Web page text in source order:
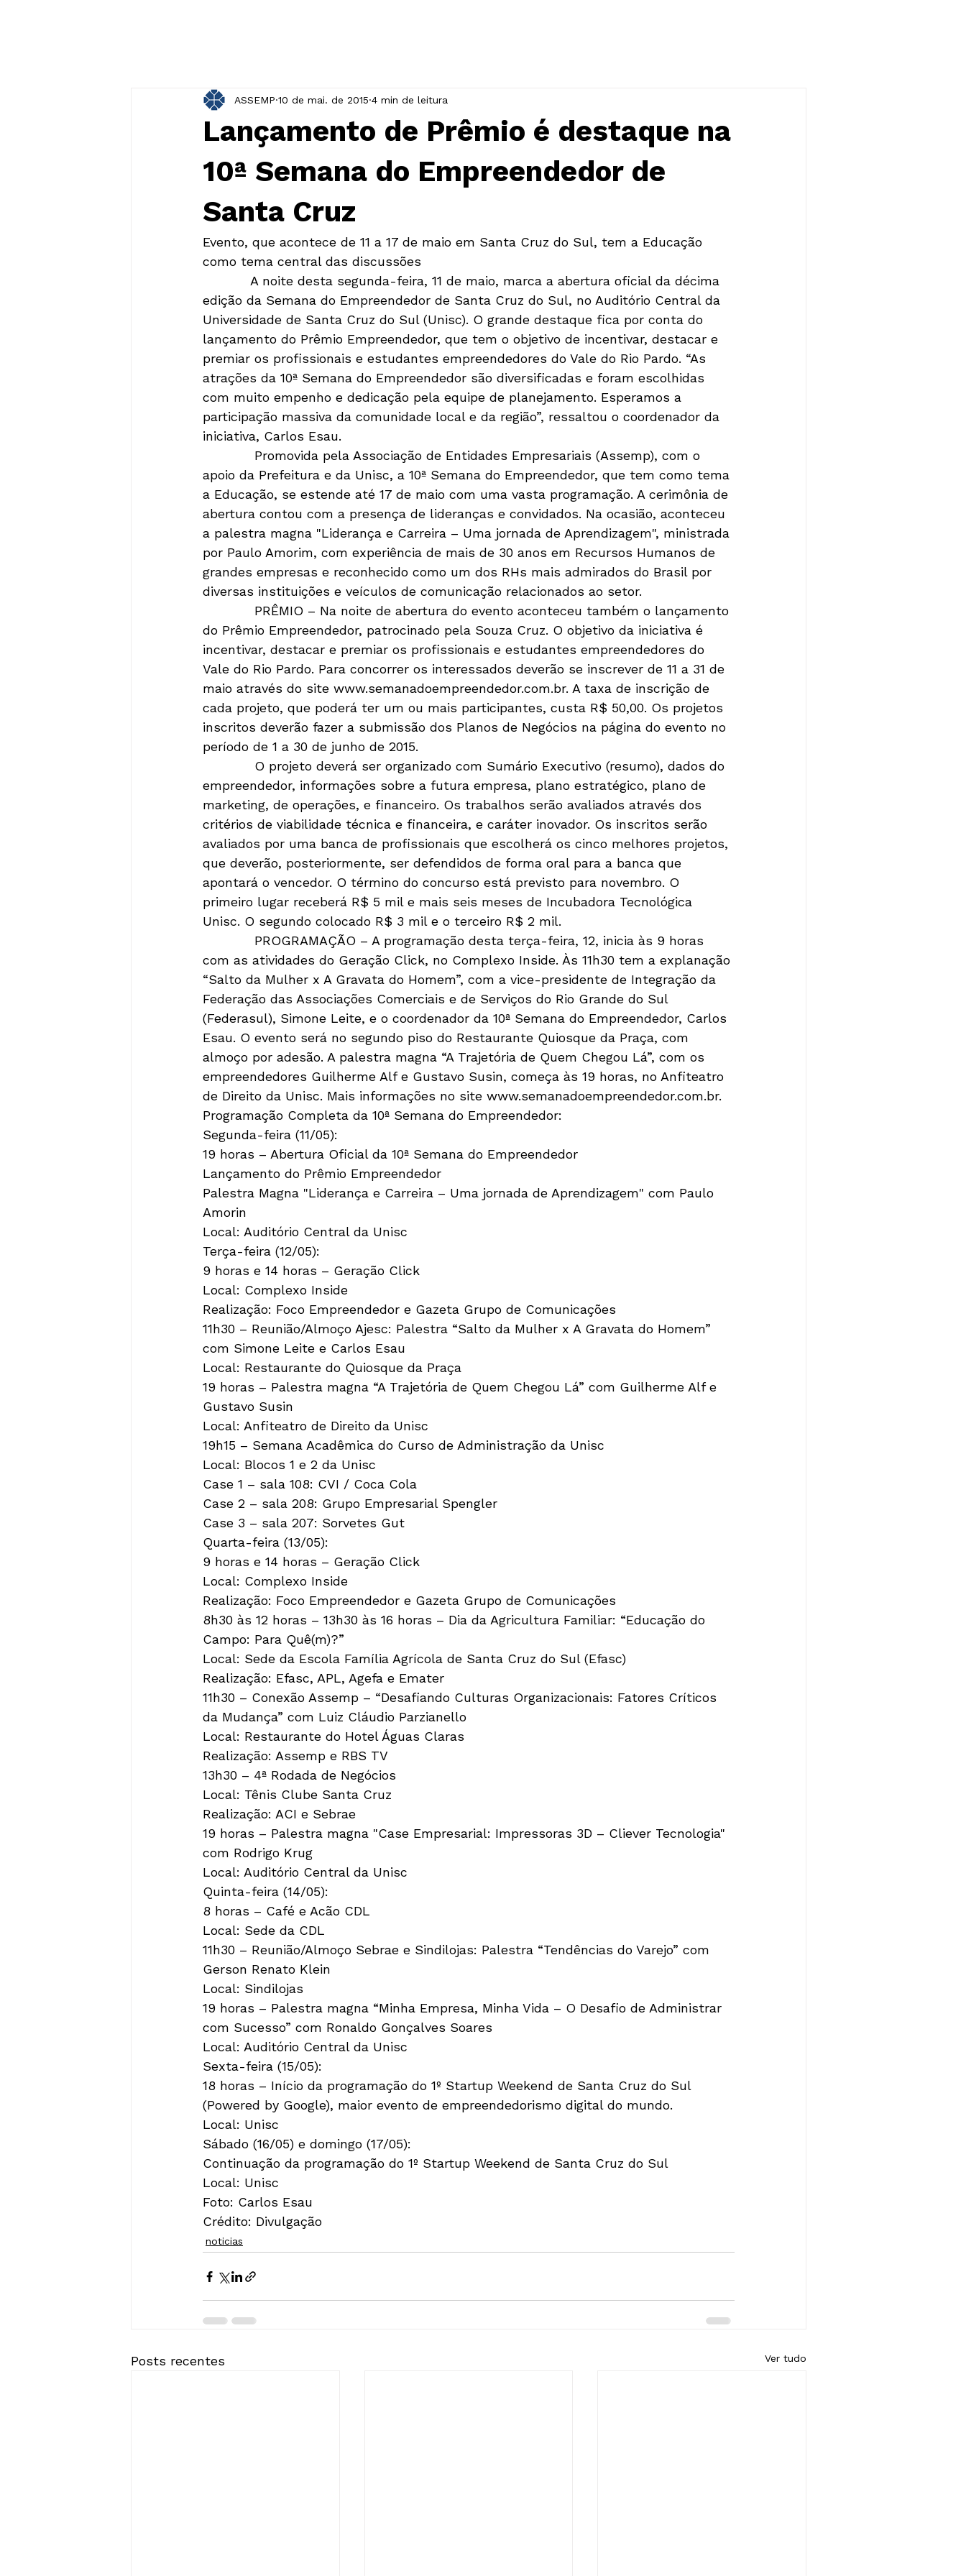
Lançamento de Prêmio é destaque na
10ª Semana do Empreendedor de
Santa Cruz
ASSEMP 10 de mai. de 2015 4 min de leitura
Evento, que acontece de 11 a 17 de maio em Santa Cruz do Sul, tem a Educação
como tema central das discussões
A noite desta segunda-feira, 11 de maio, marca a abertura oficial da décima
edição da Semana do Empreendedor de Santa Cruz do Sul, no Auditório Central da
Universidade de Santa Cruz do Sul (Unisc). O grande destaque fica por conta do
lançamento do Prêmio Empreendedor, que tem o objetivo de incentivar, destacar e
premiar os profissionais e estudantes empreendedores do Vale do Rio Pardo. “As
atrações da 10ª Semana do Empreendedor são diversificadas e foram escolhidas
com muito empenho e dedicação pela equipe de planejamento. Esperamos a
participação massiva da comunidade local e da região”, ressaltou o coordenador da
iniciativa, Carlos Esau.
Promovida pela Associação de Entidades Empresariais (Assemp), com o
apoio da Prefeitura e da Unisc, a 10ª Semana do Empreendedor, que tem como tema
a Educação, se estende até 17 de maio com uma vasta programação. A cerimônia de
abertura contou com a presença de lideranças e convidados. Na ocasião, aconteceu
a palestra magna "Liderança e Carreira – Uma jornada de Aprendizagem", ministrada
por Paulo Amorim, com experiência de mais de 30 anos em Recursos Humanos de
grandes empresas e reconhecido como um dos RHs mais admirados do Brasil por
diversas instituições e veículos de comunicação relacionados ao setor.
PRÊMIO – Na noite de abertura do evento aconteceu também o lançamento
do Prêmio Empreendedor, patrocinado pela Souza Cruz. O objetivo da iniciativa é
incentivar, destacar e premiar os profissionais e estudantes empreendedores do
Vale do Rio Pardo. Para concorrer os interessados deverão se inscrever de 11 a 31 de
maio através do site www.semanadoempreendedor.com.br. A taxa de inscrição de
cada projeto, que poderá ter um ou mais participantes, custa R$ 50,00. Os projetos
inscritos deverão fazer a submissão dos Planos de Negócios na página do evento no
período de 1 a 30 de junho de 2015.
O projeto deverá ser organizado com Sumário Executivo (resumo), dados do
empreendedor, informações sobre a futura empresa, plano estratégico, plano de
marketing, de operações, e financeiro. Os trabalhos serão avaliados através dos
critérios de viabilidade técnica e financeira, e caráter inovador. Os inscritos serão
avaliados por uma banca de profissionais que escolherá os cinco melhores projetos,
que deverão, posteriormente, ser defendidos de forma oral para a banca que
apontará o vencedor. O término do concurso está previsto para novembro. O
primeiro lugar receberá R$ 5 mil e mais seis meses de Incubadora Tecnológica
Unisc. O segundo colocado R$ 3 mil e o terceiro R$ 2 mil.
PROGRAMAÇÃO – A programação desta terça-feira, 12, inicia às 9 horas
com as atividades do Geração Click, no Complexo Inside. Às 11h30 tem a explanação
“Salto da Mulher x A Gravata do Homem”, com a vice-presidente de Integração da
Federação das Associações Comerciais e de Serviços do Rio Grande do Sul
(Federasul), Simone Leite, e o coordenador da 10ª Semana do Empreendedor, Carlos
Esau. O evento será no segundo piso do Restaurante Quiosque da Praça, com
almoço por adesão. A palestra magna “A Trajetória de Quem Chegou Lá”, com os
empreendedores Guilherme Alf e Gustavo Susin, começa às 19 horas, no Anfiteatro
de Direito da Unisc. Mais informações no site www.semanadoempreendedor.com.br.
Programação Completa da 10ª Semana do Empreendedor:
Segunda-feira (11/05):
19 horas – Abertura Oficial da 10ª Semana do Empreendedor
Lançamento do Prêmio Empreendedor
Palestra Magna "Liderança e Carreira – Uma jornada de Aprendizagem" com Paulo
Amorin
Local: Auditório Central da Unisc
Terça-feira (12/05):
9 horas e 14 horas – Geração Click
Local: Complexo Inside
Realização: Foco Empreendedor e Gazeta Grupo de Comunicações
11h30 – Reunião/Almoço Ajesc: Palestra “Salto da Mulher x A Gravata do Homem”
com Simone Leite e Carlos Esau
Local: Restaurante do Quiosque da Praça
19 horas – Palestra magna “A Trajetória de Quem Chegou Lá” com Guilherme Alf e
Gustavo Susin
Local: Anfiteatro de Direito da Unisc
19h15 – Semana Acadêmica do Curso de Administração da Unisc
Local: Blocos 1 e 2 da Unisc
Case 1 – sala 108: CVI / Coca Cola
Case 2 – sala 208: Grupo Empresarial Spengler
Case 3 – sala 207: Sorvetes Gut
Quarta-feira (13/05):
9 horas e 14 horas – Geração Click
Local: Complexo Inside
Realização: Foco Empreendedor e Gazeta Grupo de Comunicações
8h30 às 12 horas – 13h30 às 16 horas – Dia da Agricultura Familiar: “Educação do
Campo: Para Quê(m)?”
Local: Sede da Escola Família Agrícola de Santa Cruz do Sul (Efasc)
Realização: Efasc, APL, Agefa e Emater
11h30 – Conexão Assemp – “Desafiando Culturas Organizacionais: Fatores Críticos
da Mudança” com Luiz Cláudio Parzianello
Local: Restaurante do Hotel Águas Claras
Realização: Assemp e RBS TV
13h30 – 4ª Rodada de Negócios
Local: Tênis Clube Santa Cruz
Realização: ACI e Sebrae
19 horas – Palestra magna "Case Empresarial: Impressoras 3D – Cliever Tecnologia"
com Rodrigo Krug
Local: Auditório Central da Unisc
Quinta-feira (14/05):
8 horas – Café e Acão CDL
Local: Sede da CDL
11h30 – Reunião/Almoço Sebrae e Sindilojas: Palestra “Tendências do Varejo” com
Gerson Renato Klein
Local: Sindilojas
19 horas – Palestra magna “Minha Empresa, Minha Vida – O Desafio de Administrar
com Sucesso” com Ronaldo Gonçalves Soares
Local: Auditório Central da Unisc
Sexta-feira (15/05):
18 horas – Início da programação do 1º Startup Weekend de Santa Cruz do Sul
(Powered by Google), maior evento de empreendedorismo digital do mundo.
Local: Unisc
Sábado (16/05) e domingo (17/05):
Continuação da programação do 1º Startup Weekend de Santa Cruz do Sul
Local: Unisc
Foto: Carlos Esau
Crédito: Divulgação
noticias
Posts recentes Ver tudo